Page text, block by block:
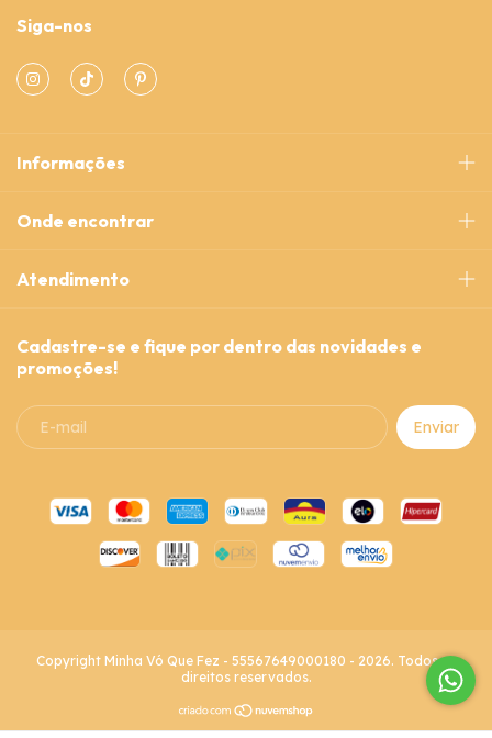
Siga-nos
Informações
Onde encontrar
Atendimento
Cadastre-se e fique por dentro das novidades e
promoções!
Copyright Minha Vó Que Fez - 55567649000180 - 2026. Todos os
direitos reservados.